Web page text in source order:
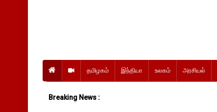
தமிழகம் இந்தியா உலகம் அரசியல்
Breaking News :